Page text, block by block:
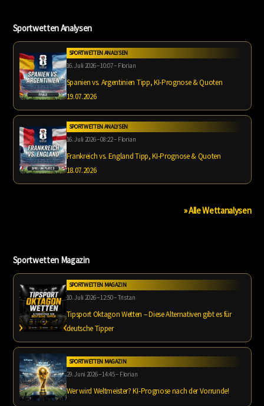
Sportwetten Analysen
SPORTWETTEN ANALYSEN
16. Juli 2026 – 10:07 – Florian
Spanien vs. Argentinien Tipp, KI-Prognose & Quoten
19.07.2026
SPORTWETTEN ANALYSEN
16. Juli 2026 – 08:22 – Florian
Frankreich vs. England Tipp, KI-Prognose & Quoten
18.07.2026
» Alle Wettanalysen
Sportwetten Magazin
SPORTWETTEN MAGAZIN
10. Juli 2026 – 12:50 – Tristan
Tipsport Oktagon Wetten – Diese Alternativen gibt es für
deutsche Tipper
SPORTWETTEN MAGAZIN
29. Juni 2026 – 14:45 – Florian
Wer wird Weltmeister? KI-Prognose nach der Vorrunde!